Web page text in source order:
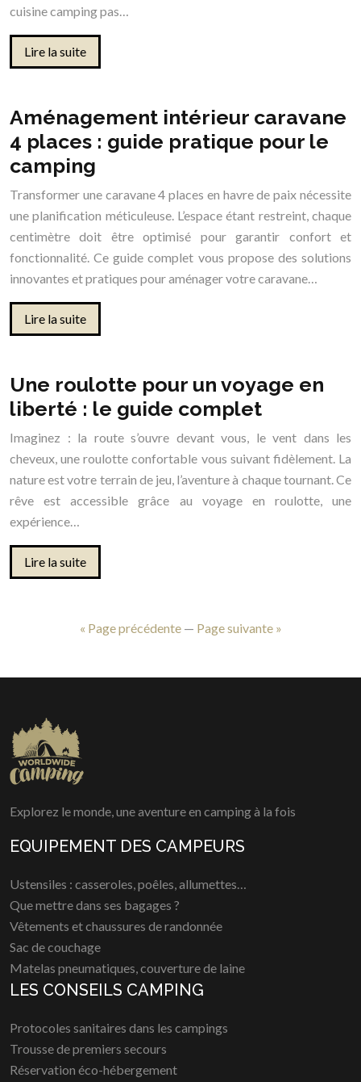
cuisine camping pas…
Lire la suite
Aménagement intérieur caravane
4 places : guide pratique pour le
camping
Transformer une caravane 4 places en havre de paix nécessite
une planification méticuleuse. L’espace étant restreint, chaque
centimètre doit être optimisé pour garantir confort et
fonctionnalité. Ce guide complet vous propose des solutions
innovantes et pratiques pour aménager votre caravane…
Lire la suite
Une roulotte pour un voyage en
liberté : le guide complet
Imaginez : la route s’ouvre devant vous, le vent dans les
cheveux, une roulotte confortable vous suivant fidèlement. La
nature est votre terrain de jeu, l’aventure à chaque tournant. Ce
rêve est accessible grâce au voyage en roulotte, une
expérience…
Lire la suite
« Page précédente— Page suivante »
Explorez le monde, une aventure en camping à la fois
EQUIPEMENT DES CAMPEURS
Ustensiles : casseroles, poêles, allumettes…
Que mettre dans ses bagages ?
Vêtements et chaussures de randonnée
Sac de couchage
Matelas pneumatiques, couverture de laine
LES CONSEILS CAMPING
Protocoles sanitaires dans les campings
Trousse de premiers secours
Réservation éco-hébergement